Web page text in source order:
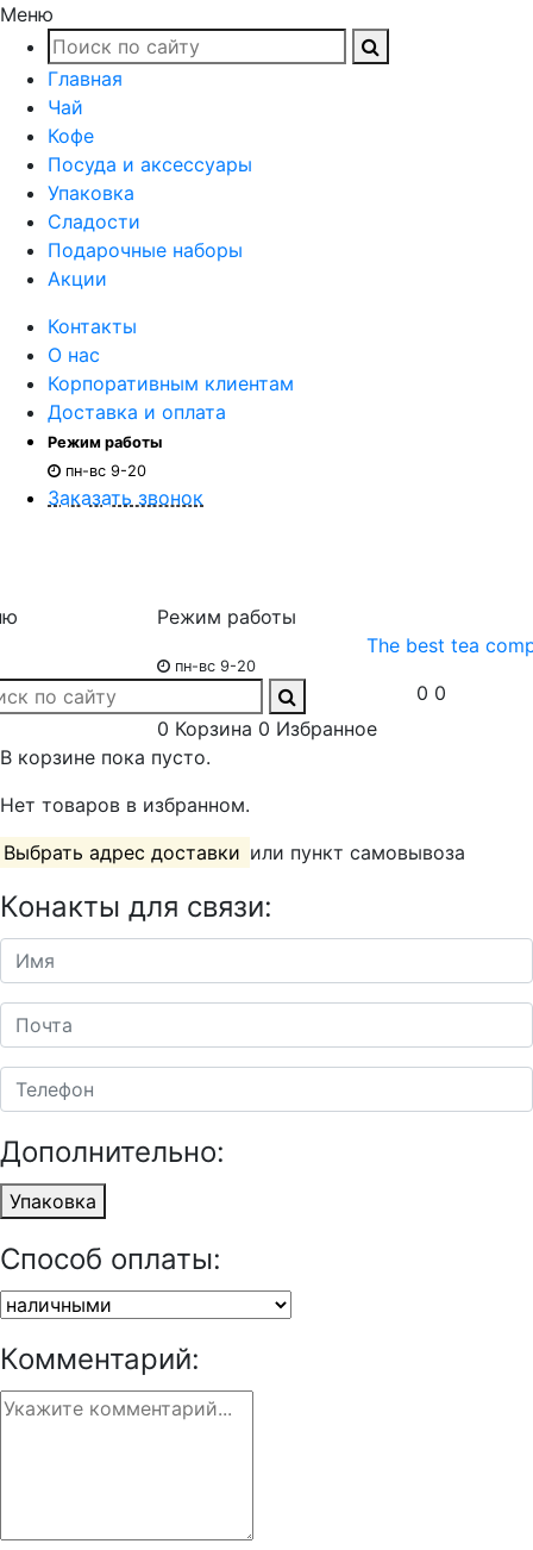
Меню
Главная
Чай
Кофе
Посуда и аксессуары
Упаковка
Сладости
Подарочные наборы
Акции
Контакты
О нас
Корпоративным клиентам
Доставка и оплата
Режим работы
пн-вс 9-20
Заказать звонок
Режим работы
пн-вс 9-20
The best tea
0 0
0 Корзина 0 Избранное
В корзине пока пусто.
Нет товаров в избранном.
Выбрать адрес доставки или пункт самовывоза
Конакты для связи:
Дополнительно:
Упаковка
Способ оплаты:
Комментарий: